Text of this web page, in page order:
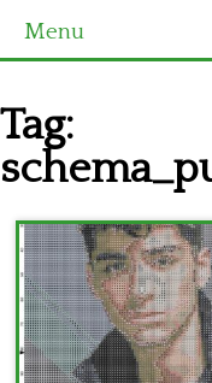
Menu
Ultimi schemi
Alfabeto
Bambini
Disney
Thun
Tag: